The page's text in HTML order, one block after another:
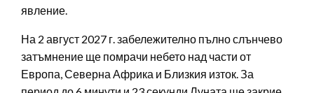
явление.
На 2 август 2027 г. забележително пълно слънчево
затъмнение ще помрачи небето над части от
Европа, Северна Африка и Близкия изток. За